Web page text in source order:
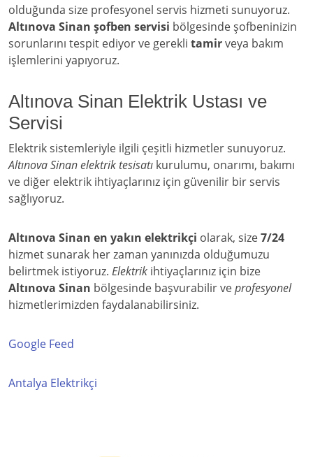
olduğunda size profesyonel servis hizmeti sunuyoruz.
Altınova Sinan şofben servisi bölgesinde şofbeninizin
sorunlarını tespit ediyor ve gerekli tamirveya bakım
işlemlerini yapıyoruz.
Altınova Sinan Elektrik Ustası ve
Servisi
Elektrik sistemleriyle ilgili çeşitli hizmetler sunuyoruz.
Altınova Sinan elektrik tesisatı kurulumu, onarımı, bakımı
ve diğer elektrik ihtiyaçlarınız için güvenilir bir servis
sağlıyoruz.
Altınova Sinan en yakın elektrikçi olarak, size7/24
hizmet sunarak her zaman yanınızda olduğumuzu
belirtmek istiyoruz. Elektrik ihtiyaçlarınız için bize
Altınova Sinan bölgesinde başvurabilir veprofesyonel
hizmetlerimizden faydalanabilirsiniz.
Google Feed
Antalya Elektrikçi